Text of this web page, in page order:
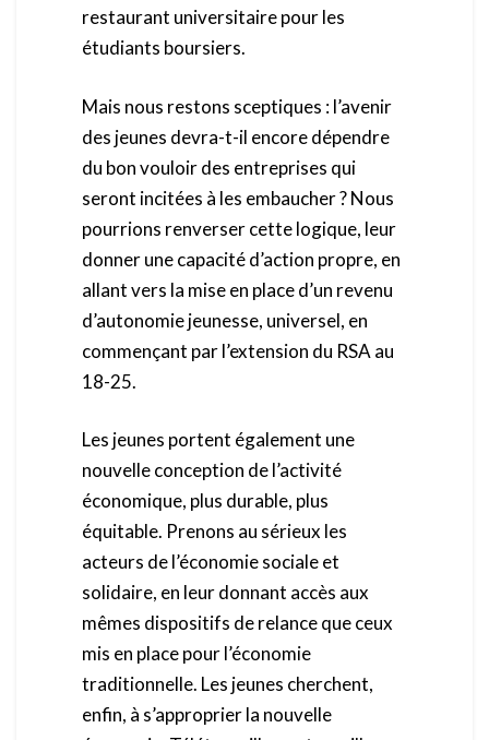
restaurant universitaire pour les
étudiants boursiers.
Mais nous restons sceptiques : l’avenir
des jeunes devra-t-il encore dépendre
du bon vouloir des entreprises qui
seront incitées à les embaucher ? Nous
pourrions renverser cette logique, leur
donner une capacité d’action propre, en
allant vers la mise en place d’un revenu
d’autonomie jeunesse, universel, en
commençant par l’extension du RSA au
18-25.
Les jeunes portent également une
nouvelle conception de l’activité
économique, plus durable, plus
équitable. Prenons au sérieux les
acteurs de l’économie sociale et
solidaire, en leur donnant accès aux
mêmes dispositifs de relance que ceux
mis en place pour l’économie
traditionnelle. Les jeunes cherchent,
enfin, à s’approprier la nouvelle